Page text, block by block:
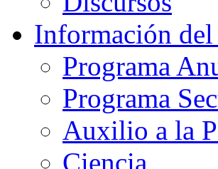
Información del
Programa
Programa
Auxilio a la
Ciencia